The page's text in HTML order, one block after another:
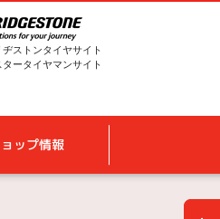
ヂストンタイヤサイト
タータイヤマンサイト
ップ情報